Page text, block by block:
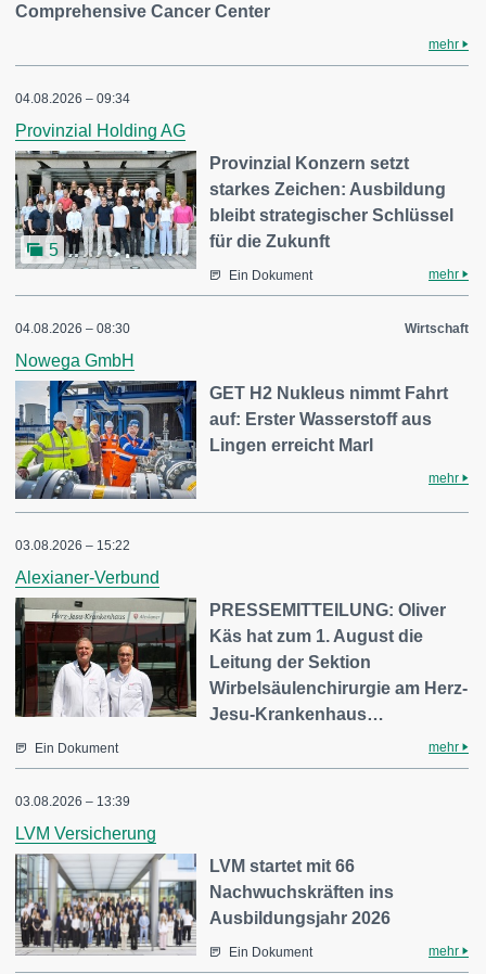
Comprehensive Cancer Center
mehr
04.08.2026 – 09:34
Provinzial Holding AG
5
Provinzial Konzern setzt
starkes Zeichen: Ausbildung
bleibt strategischer Schlüssel
für die Zukunft
Ein Dokument mehr
04.08.2026 – 08:30 Wirtschaft
Nowega GmbH
GET H2 Nukleus nimmt Fahrt
auf: Erster Wasserstoff aus
Lingen erreicht Marl
mehr
03.08.2026 – 15:22
Alexianer-Verbund
PRESSEMITTEILUNG: Oliver
Käs hat zum 1. August die
Leitung der Sektion
Wirbelsäulenchirurgie am Herz-
Jesu-Krankenhaus…
Ein Dokument mehr
03.08.2026 – 13:39
LVM Versicherung
LVM startet mit 66
Nachwuchskräften ins
Ausbildungsjahr 2026
Ein Dokument mehr